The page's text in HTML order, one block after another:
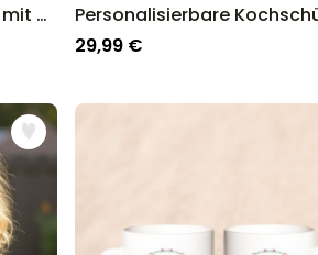
Personalisierbares T-Shirt mit deiner Zeichnung vorne
29,99 €